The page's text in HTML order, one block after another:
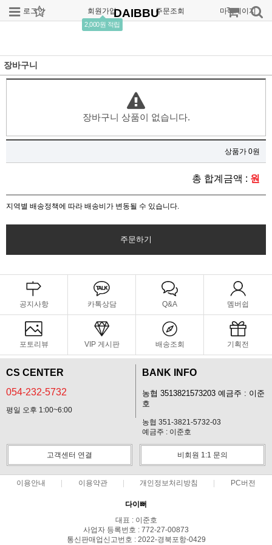
로그인 회원가입
2,000원 적립
주문조회 마이페이지
DAIBBU
장바구니
장바구니 상품이 없습니다.
상품가 0원
총 합계금액 : 원
지역별 배송정책에 따라 배송비가 변동될 수 있습니다.
주문하기
공지사항 카톡상담 Q&A 멤버쉽
포토리뷰 VIP 게시판 배송조회 기획전
CS CENTER
054-232-5732
평일 오후 1:00~6:00
BANK INFO
농협 3513821573203 예금주 : 이준
호
농협 351-3821-5732-03
예금주 : 이준호
고객센터 연결 비회원 1:1 문의
이용안내 이용약관 개인정보처리방침 PC버전
다이뻐
대표 : 이준호
사업자 등록번호 : 772-27-00873
통신판매업신고번호 : 2022-경북포항-0429